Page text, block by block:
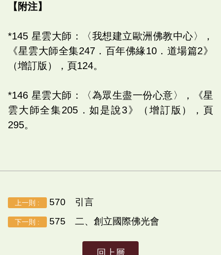
【附注】
*145 星雲大師：〈我想建立歐洲佛教中心〉，
《星雲大師全集247．百年佛緣10．道場篇2》
（增訂版），頁124。
*146 星雲大師：〈為眾生盡一份心意〉，《星
雲大師全集205．如是說3》（增訂版），頁
295。
上一則 : 570 引言
下一則 : 575 二、創立國際佛光會